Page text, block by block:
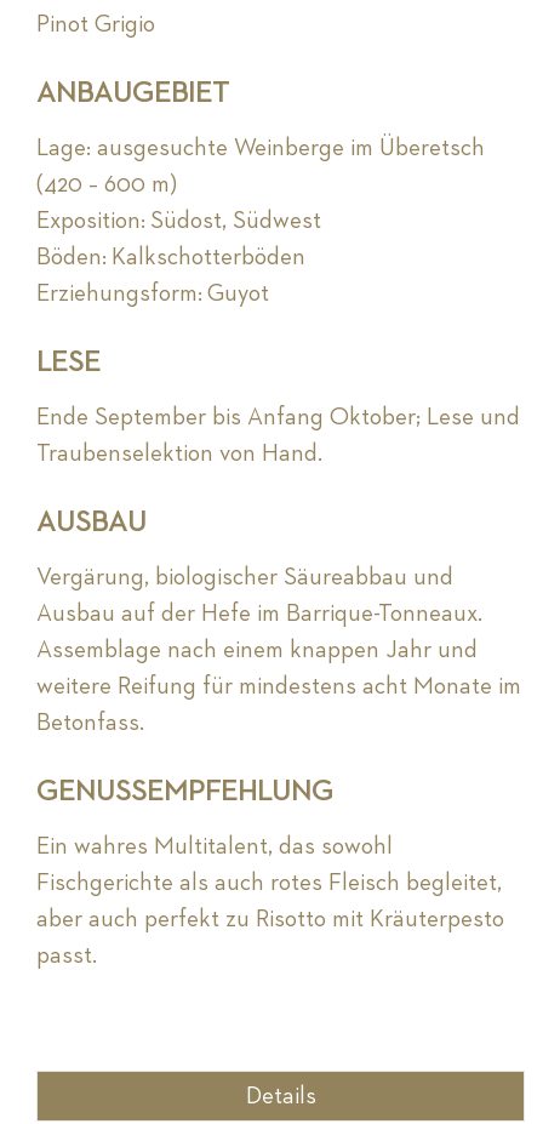
Pinot Grigio
ANBAUGEBIET
Lage: ausgesuchte Weinberge im Überetsch
(420 – 600 m)
Exposition: Südost, Südwest
Böden: Kalkschotterböden
Erziehungsform: Guyot
LESE
Ende September bis Anfang Oktober; Lese und
Traubenselektion von Hand.
AUSBAU
Vergärung, biologischer Säureabbau und
Ausbau auf der Hefe im Barrique-Tonneaux.
Assemblage nach einem knappen Jahr und
weitere Reifung für mindestens acht Monate im
Betonfass.
GENUSSEMPFEHLUNG
Ein wahres Multitalent, das sowohl
Fischgerichte als auch rotes Fleisch begleitet,
aber auch perfekt zu Risotto mit Kräuterpesto
passt.
Details